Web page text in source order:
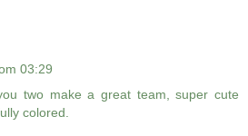
03:29
two make a great team, super cute
colored.